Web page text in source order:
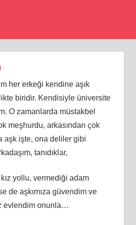
her erkeği kendine aşık
biridir. Kendisiyle üniversite
O zamanlarda müstakbel
meşhurdu, arkasından çok
aşk işte, ona deliler gibi
tanıdıklar,
yollu, vermediği adam
de aşkımıza güvendim ve
evlendim onunla…